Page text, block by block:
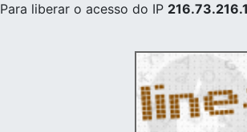
Para liberar o acesso do IP